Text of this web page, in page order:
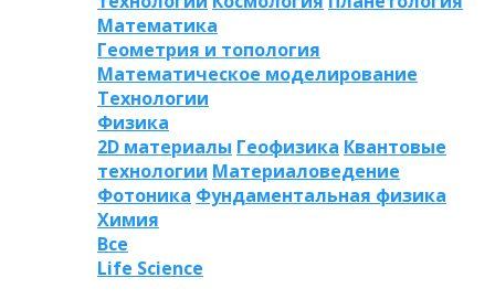
Математика
Геометрия и топология
Математическое моделирование
Технологии
Физика
2D материалы Геофизика Квантовые
технологии Материаловедение
Фотоника Фундаментальная физика
Химия
Все
Life Science